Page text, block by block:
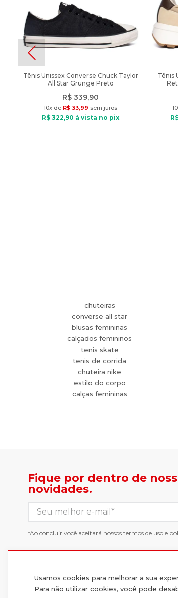
Usamos cookies para melhorar a sua
Para não utilizar cookies, você pode
Tênis Unissex Converse Chuck Taylor
All Star Grunge Preto
R$ 339,90
10x de R$ 33,99 sem juros
R$ 322,90 à vista no pix
Tênis
10
chuteiras
converse all star
blusas femininas
calçados femininos
tenis skate
tenis de corrida
chuteira nike
estilo do corpo
calças femininas
Fique por dentro de
novidades.
*Ao concluir você aceitará nossos termos de uso e